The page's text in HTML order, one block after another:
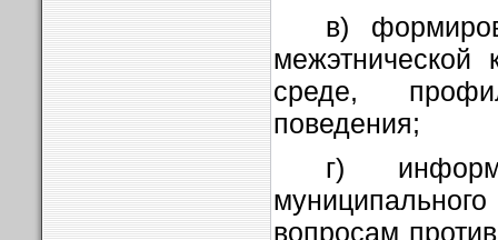
в)
межэтнической
среде,
поведения;
г)
вопросам